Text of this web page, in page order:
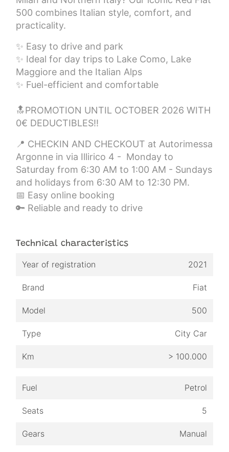
500 combines Italian style, comfort, and
practicality.
✨ Easy to drive and park
✨ Ideal for day trips to Lake Como, Lake
Maggiore and the Italian Alps
✨ Fuel-efficient and comfortable
🔝PROMOTION UNTIL OCTOBER 2026 WITH
0€ DEDUCTIBLES!!
📍 CHECKIN AND CHECKOUT at Autorimessa
Argonne in via Illirico 4 - Monday to
Saturday from 6:30 AM to 1:00 AM - Sundays
and holidays from 6:30 AM to 12:30 PM.
📅 Easy online booking
🔑 Reliable and ready to drive
Technical characteristics
Year of registration 2021
Brand Fiat
Model 500
Type City Car
Km > 100.000
Fuel Petrol
Seats 5
Gears Manual